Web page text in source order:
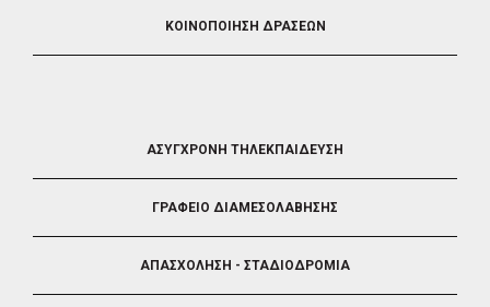
ΚΟΙΝΟΠΟΙΗΣΗ ΔΡΑΣΕΩΝ
ΑΣΥΓΧΡΟΝΗ ΤΗΛΕΚΠΑΙΔΕΥΣΗ
ΓΡΑΦΕΙΟ ΔΙΑΜΕΣΟΛΑΒΗΣΗΣ
ΑΠΑΣΧΟΛΗΣΗ - ΣΤΑΔΙΟΔΡΟΜΙΑ